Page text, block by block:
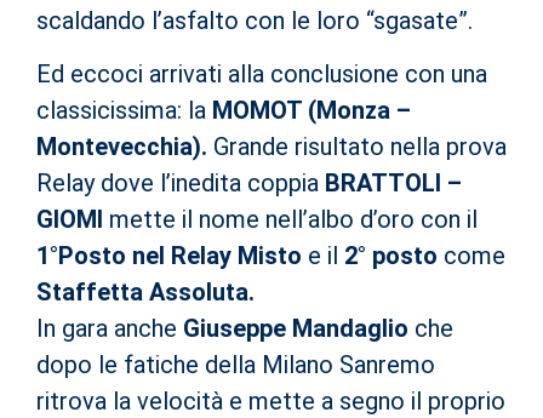
scaldando l’asfalto con le loro “sgasate”.
Ed eccoci arrivati alla conclusione con una
classicissima: la MOMOT (Monza –
Montevecchia). Grande risultato nella prova
Relay dove l’inedita coppia BRATTOLI –
GIOMI mette il nome nell’albo d’oro con il
1°Posto nel Relay Misto e il 2° posto come
Staffetta Assoluta.
In gara anche Giuseppe Mandaglio che
dopo le fatiche della Milano Sanremo
ritrova la velocità e mette a segno il proprio